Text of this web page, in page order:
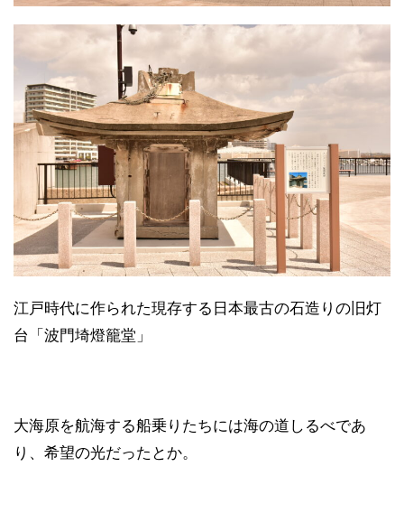
江戸時代に作られた現存する日本最古の石造りの旧灯
台「波門埼燈籠堂」
大海原を航海する船乗りたちには海の道しるべであ
り、希望の光だったとか。